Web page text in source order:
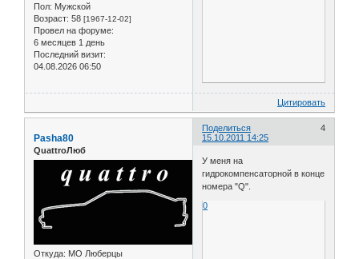
Пол: Мужской
Возраст: 58 [1967-12-02]
Провел на форуме:
6 месяцев 1 день
Последний визит:
04.08.2026 06:50
Цитировать
Поделиться
4
15.10.2011 14:25
Pasha80
QuattroЛюб
Откуда: МО Люберцы
У меня на
гидрокомпенсаторной в конце
номера "Q".
0